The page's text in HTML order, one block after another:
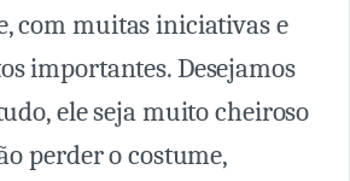
com muitas iniciativas e
importantes. Desejamos
ele seja muito cheiroso
perder o costume,